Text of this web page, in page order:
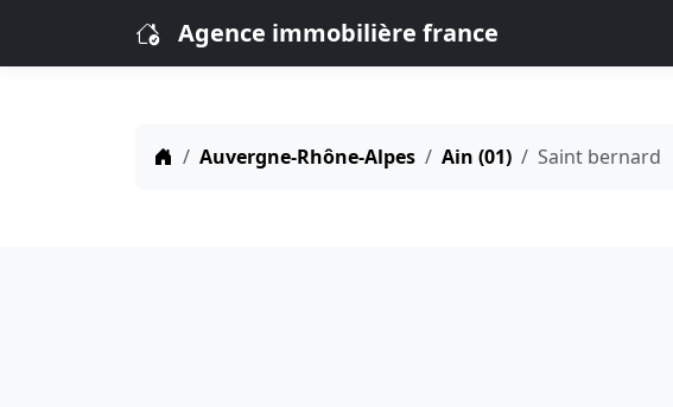
Agence immobilière france
Auvergne-Rhône-Alpes Ain (01) Saint bernard